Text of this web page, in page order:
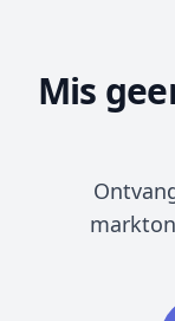
Mis